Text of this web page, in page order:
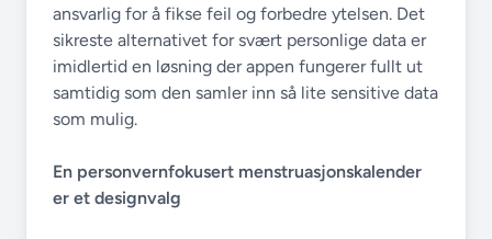
ansvarlig for å fikse feil og forbedre ytelsen. Det
sikreste alternativet for svært personlige data er
imidlertid en løsning der appen fungerer fullt ut
samtidig som den samler inn så lite sensitive data
som mulig.
En personvernfokusert menstruasjonskalender
er et designvalg